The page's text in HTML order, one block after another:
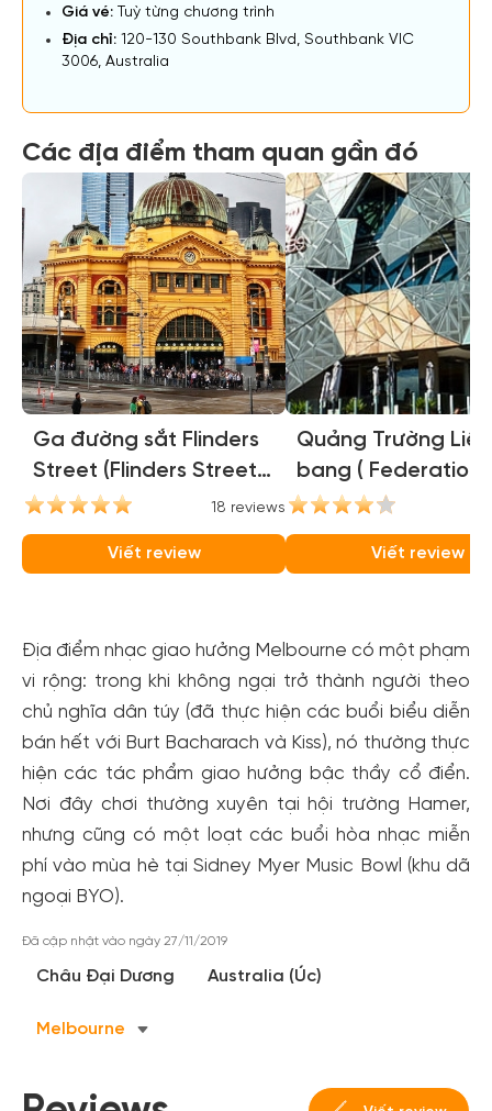
Giá vé: Tuỳ từng chương trình
Địa chỉ: 120-130 Southbank Blvd, Southbank VIC
3006, Australia
Các địa điểm tham quan gần đó
Ga đường sắt Flinders
Street (Flinders Street
Station)
18 reviews
Viết review
Quảng Trường Liên
bang ( Federation
Square )
Viết review
Địa điểm nhạc giao hưởng Melbourne có một phạm
vi rộng: trong khi không ngại trở thành người theo
chủ nghĩa dân túy (đã thực hiện các buổi biểu diễn
bán hết với Burt Bacharach và Kiss), nó thường thực
hiện các tác phẩm giao hưởng bậc thầy cổ điển.
Nơi đây chơi thường xuyên tại hội trường Hamer,
nhưng cũng có một loạt các buổi hòa nhạc miễn
phí vào mùa hè tại Sidney Myer Music Bowl (khu dã
ngoại BYO).
Đã cập nhật vào ngày 27/11/2019
Châu Đại Dương Australia (Úc)
Melbourne
Tạo tài khoản nhanh - nhận nhiều ưu
đãi!
nhận ngay các ưu đãi
dành cho thành viên đến từ các đối tác của Gody.vn dành
Hoặc đăng nhập bằng